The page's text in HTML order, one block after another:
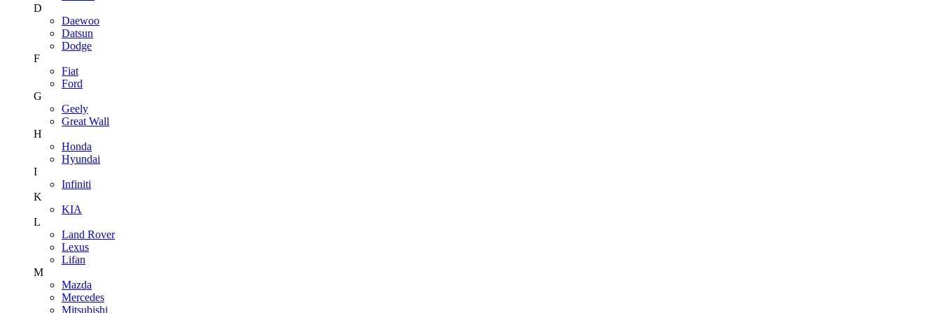
D
Daewoo
Datsun
Dodge
F
Fiat
Ford
G
Geely
Great Wall
H
Honda
Hyundai
I
Infiniti
K
KIA
L
Land Rover
Lexus
Lifan
M
Mazda
Mercedes
Mitsubishi